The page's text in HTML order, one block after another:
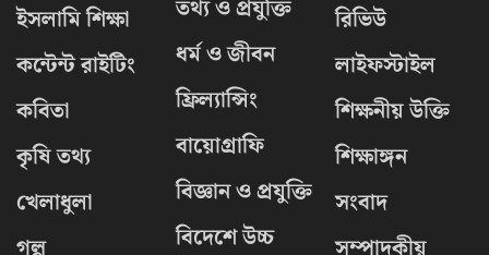
ইসলামি শিক্ষা
কন্টেন্ট রাইটিং
কবিতা
কৃষি তথ্য
খেলাধুলা
তথ্য ও প্রযুক্তি
ধর্ম ও জীবন
ফ্রিল্যান্সিং
বায়োগ্রাফি
বিজ্ঞান ও প্রযুক্তি
বিদেশে উচ্চ
রিভিউ
লাইফস্টাইল
শিক্ষনীয় উক্তি
শিক্ষাঙ্গন
সংবাদ